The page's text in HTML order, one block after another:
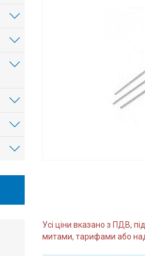
Усі ціни вказано з ПДВ,
митами, тарифами або